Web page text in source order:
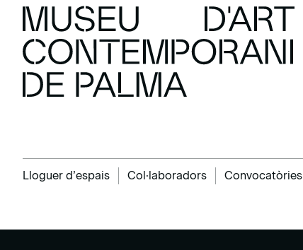
Lloguer d’espais Col·laboradors Convocatòries